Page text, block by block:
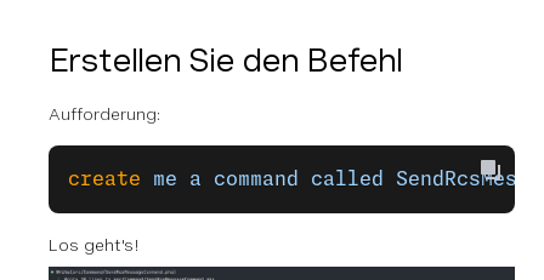
Erstellen Sie den Befehl
Aufforderung:
create me a command called
Los geht's!